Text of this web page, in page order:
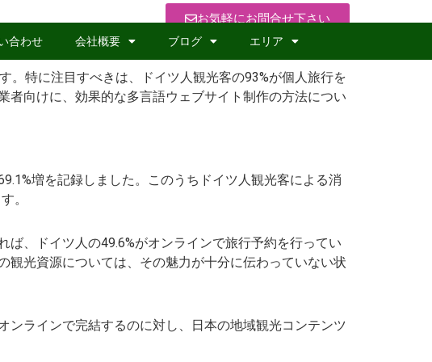
お気軽にお問合せ下さい
合わせ 会社概要 ブログ エリア
。特に注目すべきは、ドイツ人観光客の93%が個人旅行を
向けに、効果的な多言語ウェブサイト制作の方法につい
増を記録しました。このうちドイツ人観光客による消
。
、ドイツ人の49.6%がオンラインで旅行予約を行ってい
光資源については、その魅力が十分に伝わっていない状
ラインで完結するのに対し、日本の地域観光コンテンツ